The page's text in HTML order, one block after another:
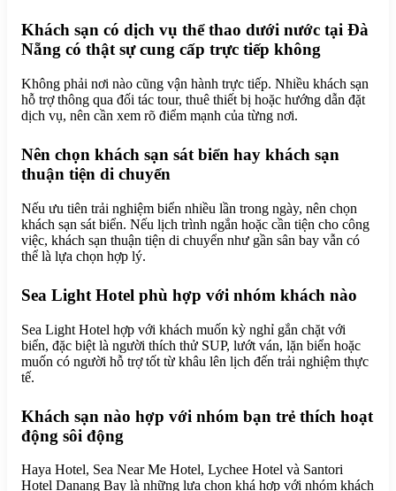
Khách sạn có dịch vụ thể thao dưới nước tại Đà
Nẵng có thật sự cung cấp trực tiếp không
Không phải nơi nào cũng vận hành trực tiếp. Nhiều khách sạn
hỗ trợ thông qua đối tác tour, thuê thiết bị hoặc hướng dẫn đặt
dịch vụ, nên cần xem rõ điểm mạnh của từng nơi.
Nên chọn khách sạn sát biển hay khách sạn
thuận tiện di chuyển
Nếu ưu tiên trải nghiệm biển nhiều lần trong ngày, nên chọn
khách sạn sát biển. Nếu lịch trình ngắn hoặc cần tiện cho công
việc, khách sạn thuận tiện di chuyển như gần sân bay vẫn có
thể là lựa chọn hợp lý.
Sea Light Hotel phù hợp với nhóm khách nào
Sea Light Hotel hợp với khách muốn kỳ nghỉ gắn chặt với
biển, đặc biệt là người thích thử SUP, lướt ván, lặn biển hoặc
muốn có người hỗ trợ tốt từ khâu lên lịch đến trải nghiệm thực
tế.
Khách sạn nào hợp với nhóm bạn trẻ thích hoạt
động sôi động
Haya Hotel, Sea Near Me Hotel, Lychee Hotel và Santori
Hotel Danang Bay là những lựa chọn khá hợp với nhóm khách